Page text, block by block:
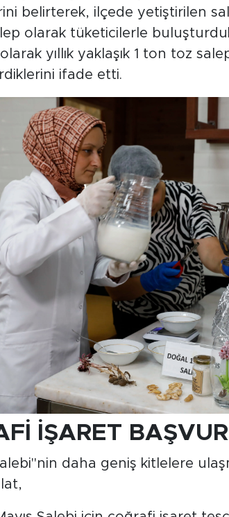
belirterek, ilçede yetiştirilen
olarak tüketicilerle
yıllık yaklaşık 1 ton toz
ifade etti.
İŞARET
daha geniş kitlelere